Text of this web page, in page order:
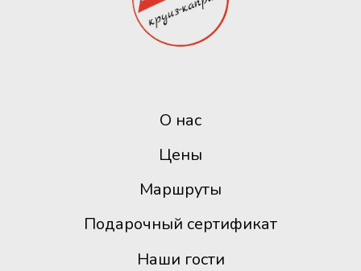
О нас
Цены
Маршруты
Подарочный сертификат
Наши гости